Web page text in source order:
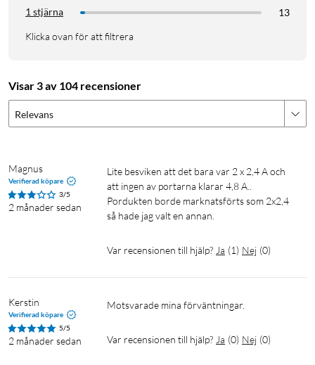
1 stjärna
13
Klicka ovan för att filtrera
Visar 3 av 104 recensioner
Relevans
Magnus
Verifierad köpare
3/5
2 månader sedan
Lite besviken att det bara var 2 x 2,4 A och
att ingen av portarna klarar 4,8 A..
Pordukten borde marknatsförts som 2x2,4
så hade jag valt en annan.
Var recensionen till hjälp? Ja (1) Nej (0)
Kerstin
Verifierad köpare
5/5
2 månader sedan
Motsvarade mina förväntningar.
Var recensionen till hjälp? Ja (0) Nej (0)